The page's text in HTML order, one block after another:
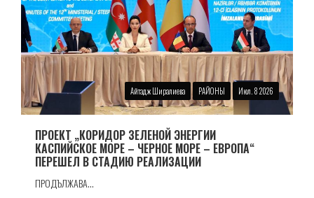
Айтадж Ширалиева РАЙОНЫ Июл. 8 2026
ПРОЕКТ „КОРИДОР ЗЕЛЕНОЙ ЭНЕРГИИ
КАСПИЙСКОЕ МОРЕ – ЧЕРНОЕ МОРЕ – ЕВРОПА“
ПЕРЕШЕЛ В СТАДИЮ РЕАЛИЗАЦИИ
ПРОДЪЛЖАВА...